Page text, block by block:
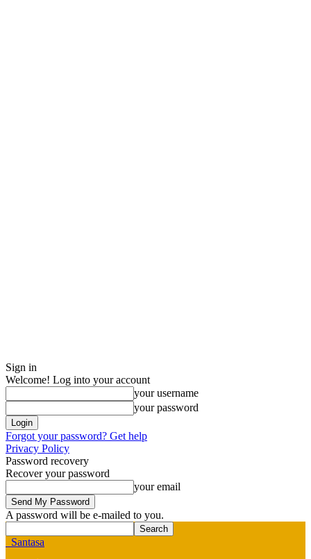
Sign in
Welcome! Log into your account
your username
your password
Forgot your password? Get help
Privacy Policy
Password recovery
Recover your password
your email
A password will be e-mailed to you.
Santasa